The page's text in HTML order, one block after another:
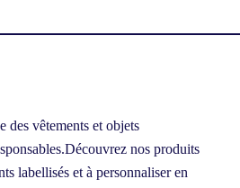
des vêtements et objets
Découvrez nos produits
labellisés et à personnaliser en